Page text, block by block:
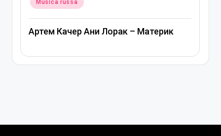
Лорак – Материк